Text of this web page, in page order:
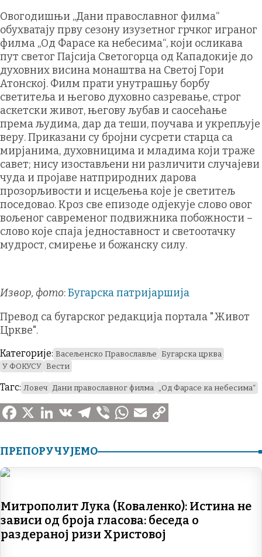
Овогодишњи „Дани православног филма“
обухватају прву сезону изузетног грчког играног
филма „Од Фарасе ка небесима“, који осликава
пут светог Пајсија Светогорца од Кападокије до
духовних висина монаштва на Светој Гори
Атонској. Филм прати унутрашњу борбу
светитеља и његово духовно сазревање, строг
аскетски живот, његову љубав и саосећање
према људима, дар да теши, поучава и укрепљује
веру. Приказани су бројни сусрети старца са
мирјанима, духовницима и младима који траже
савет; нису изостављени ни различити случајеви
чуда и пројаве натприродних дарова
прозорљивости и исцељења које је светитељ
поседовао. Кроз све епизоде одјекује слово овог
вољеног савременог подвижника побожности –
слово које спаја једноставност и светоотачку
мудрост, смирење и божанску силу.
Извор, фото:Бугарска патријаршија
Превод са бугарског редакција портала "Живот
Цркве".
Категорије: Васељенско Православље Бугарска црква
У ФОКУСУ Вести
Тагс: Ловеч Дани православног филма „Од Фарасе ка небесима“
a
c
b
o
o
i
n
e
d
I
K
e
l
g
r
i
b
r
h
a
s
A
p
m
a
l
o
p
L
i
ПРЕПОРУЧУЈЕМО
Митрополит Лука (Коваленко): Истина не
зависи од броја гласова: беседа о
раздераној ризи Христовој